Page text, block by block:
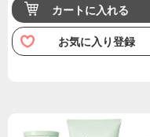
カートに入れる
お気に入り登録